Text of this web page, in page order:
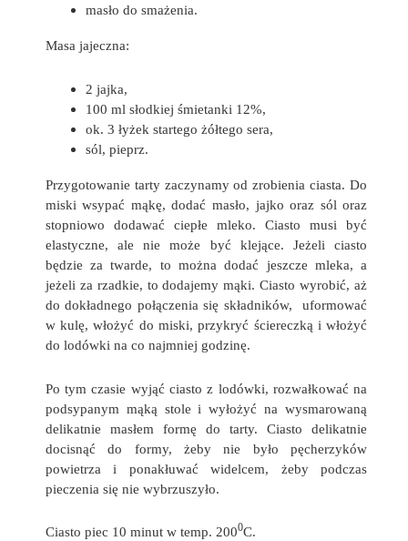
masło do smażenia.
Masa jajeczna:
2 jajka,
100 ml słodkiej śmietanki 12%,
ok. 3 łyżek startego żółtego sera,
sól, pieprz.
Przygotowanie tarty zaczynamy od zrobienia ciasta. Do
miski wsypać mąkę, dodać masło, jajko oraz sól oraz
stopniowo dodawać ciepłe mleko. Ciasto musi być
elastyczne, ale nie może być klejące. Jeżeli ciasto
będzie za twarde, to można dodać jeszcze mleka, a
jeżeli za rzadkie, to dodajemy mąki. Ciasto wyrobić, aż
do dokładnego połączenia się składników, uformować
w kulę, włożyć do miski, przykryć ściereczką i włożyć
do lodówki na co najmniej godzinę.
Po tym czasie wyjąć ciasto z lodówki, rozwałkować na
podsypanym mąką stole i wyłożyć na wysmarowaną
delikatnie masłem formę do tarty. Ciasto delikatnie
docisnąć do formy, żeby nie było pęcherzyków
powietrza i ponakłuwać widelcem, żeby podczas
pieczenia się nie wybrzuszyło.
Ciasto piec 10 minut w temp. 2000C.